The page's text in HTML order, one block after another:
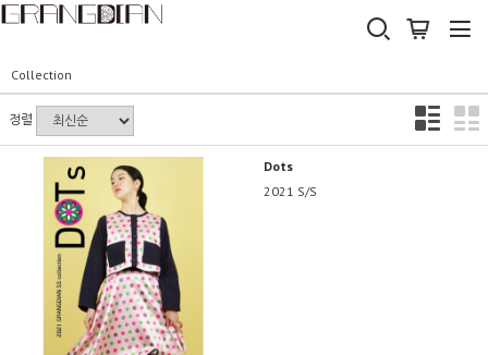
Collection
정렬
Dots
2021 S/S